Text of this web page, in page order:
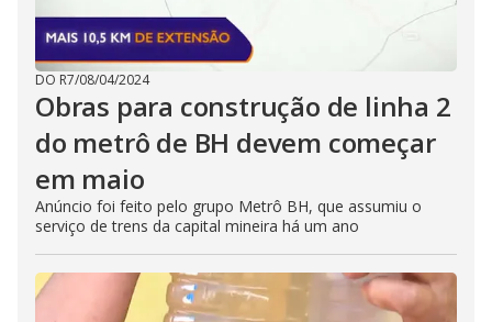
DO R7/08/04/2024
Obras para construção de linha 2
do metrô de BH devem começar
em maio
Anúncio foi feito pelo grupo Metrô BH, que assumiu o
serviço de trens da capital mineira há um ano